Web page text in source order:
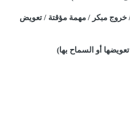
مبكر / مهمة مؤقتة / تعويض
أو السماح بها)